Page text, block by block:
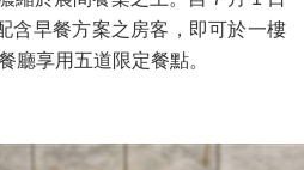
含早餐方案之房客，即可於一樓
廳享用五道限定餐點。